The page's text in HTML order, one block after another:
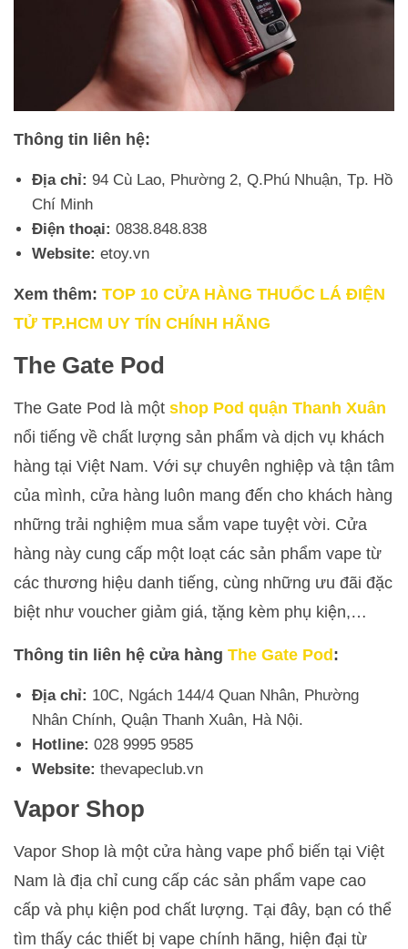
Thông tin liên hệ:
Địa chỉ: 94 Cù Lao, Phường 2, Q.Phú Nhuận, Tp. Hồ
Chí Minh
Điện thoại: 0838.848.838
Website: etoy.vn
Xem thêm: TOP 10 CỬA HÀNG THUỐC LÁ ĐIỆN
TỬ TP.HCM UY TÍN CHÍNH HÃNG
The Gate Pod
The Gate Pod là một shop Pod quận Thanh Xuân
nổi tiếng về chất lượng sản phẩm và dịch vụ khách
hàng tại Việt Nam. Với sự chuyên nghiệp và tận tâm
của mình, cửa hàng luôn mang đến cho khách hàng
những trải nghiệm mua sắm vape tuyệt vời. Cửa
hàng này cung cấp một loạt các sản phẩm vape từ
các thương hiệu danh tiếng, cùng những ưu đãi đặc
biệt như voucher giảm giá, tặng kèm phụ kiện,…
Thông tin liên hệ cửa hàng The Gate Pod:
Địa chỉ: 10C, Ngách 144/4 Quan Nhân, Phường
Nhân Chính, Quận Thanh Xuân, Hà Nội.
Hotline: 028 9995 9585
Website: thevapeclub.vn
Vapor Shop
Vapor Shop là một cửa hàng vape phổ biến tại Việt
Nam là địa chỉ cung cấp các sản phẩm vape cao
cấp và phụ kiện pod chất lượng. Tại đây, bạn có thể
tìm thấy các thiết bị vape chính hãng, hiện đại từ